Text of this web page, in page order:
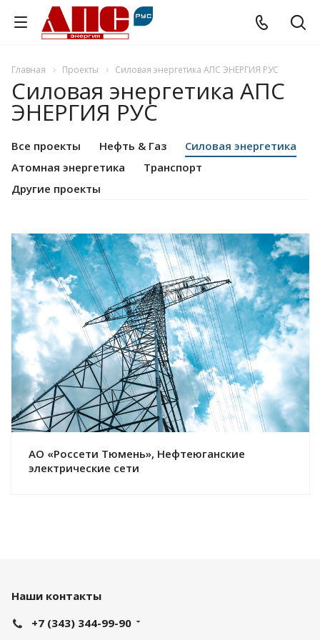
Главная Проекты Силовая энергетика АПС ЭНЕРГИЯ РУС
Силовая энергетика АПС
ЭНЕРГИЯ РУС
Все проекты Нефть & Газ
Силовая энергетика
Атомная энергетика
Транспорт
Другие проекты
Смотреть проект
АО «Россети Тюмень», Нефтеюганские
электрические сети
Наши контакты
+7 (343) 344-99-90